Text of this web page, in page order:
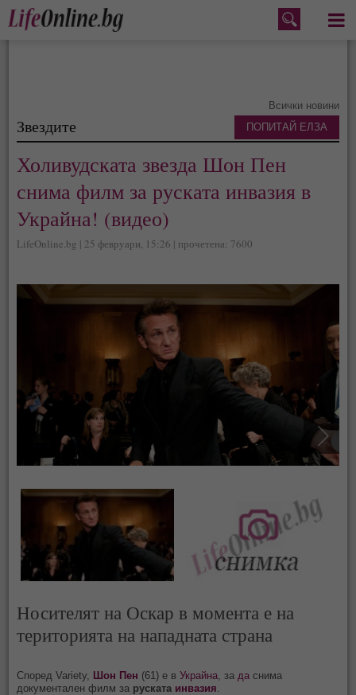
Меню
Всички новини
Звездите
Холивудската звезда Шон Пен
снима филм за руската инвазия в
Украйна! (видео)
LifeOnline.bg | 25 февруари, 15:26 | прочетена: 7600
Носителят на Оскар в момента е на
територията на нападната страна
Според Variety, Шон Пен (61) е вУкрайна , за да снима
документален филм за руската инвазия
ПОПИТАЙ ЕЛЗА